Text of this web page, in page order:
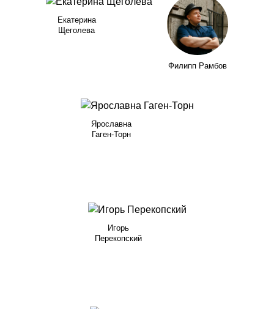
Екатерина
Щеголева
Филипп Рамбов
Ярославна
Гаген-Торн
Игорь
Перекопский